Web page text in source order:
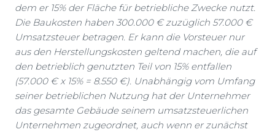
dem er 15% der Fläche für betriebliche Zwecke nutzt.
Die Baukosten haben 300.000 € zuzüglich 57.000 €
Umsatzsteuer betragen. Er kann die Vorsteuer nur
aus den Herstellungskosten geltend machen, die auf
den betrieblich genutzten Teil von 15% entfallen
(57.000 € x 15% = 8.550 €). Unabhängig vom Umfang
seiner betrieblichen Nutzung hat der Unternehmer
das gesamte Gebäude seinem umsatzsteuerlichen
Unternehmen zugeordnet, auch wenn er zunächst